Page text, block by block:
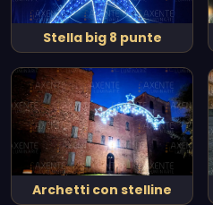
Stella big 8 punte
Archetti con stelline